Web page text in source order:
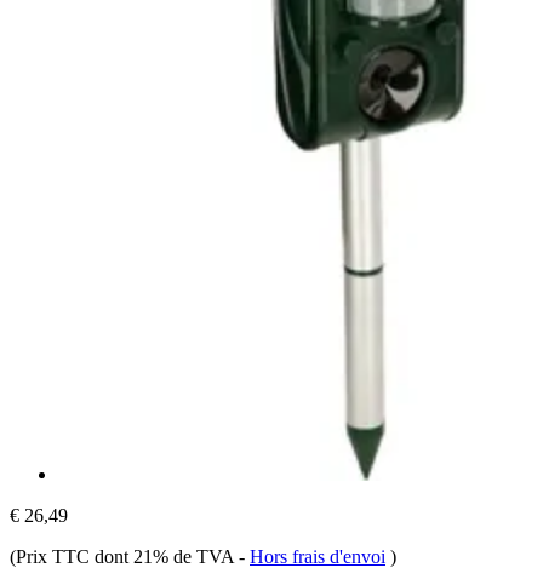
€ 26,49
(Prix TTC dont 21% de TVA - Hors frais d'envoi )